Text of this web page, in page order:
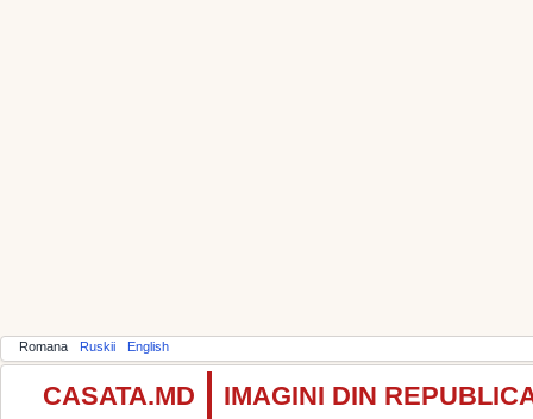
Romana Ruskii English
CASATA.MD IMAGINI DIN